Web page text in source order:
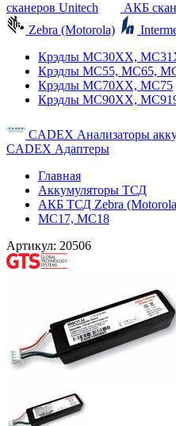
сканеров Unitech
АКБ
Zebra (Motorola)
Крэдлы MC30XX,
Крэдлы MC55, MC65,
Крэдлы MC70XX, MC75
Крэдлы MC90XX,
CADEX Анализаторы
CADEX Адаптеры
Главная
Аккумуляторы ТСД
АКБ ТСД Zebra
MC17, MC18
Артикул: 20506